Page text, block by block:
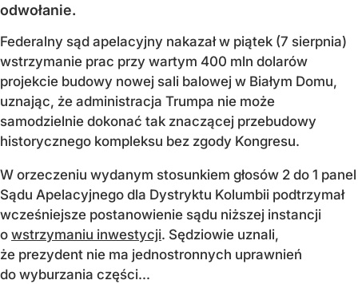
odwołanie.
Federalny sąd apelacyjny nakazał w piątek (7 sierpnia)
wstrzymanie prac przy wartym 400 mln dolarów
projekcie budowy nowej sali balowej w Białym Domu,
uznając, że administracja Trumpa nie może
samodzielnie dokonać tak znaczącej przebudowy
historycznego kompleksu bez zgody Kongresu.
W orzeczeniu wydanym stosunkiem głosów 2 do 1 panel
Sądu Apelacyjnego dla Dystryktu Kolumbii podtrzymał
wcześniejsze postanowienie sądu niższej instancji
o wstrzymaniu inwestycji. Sędziowie uznali,
że prezydent nie ma jednostronnych uprawnień
do wyburzania części...